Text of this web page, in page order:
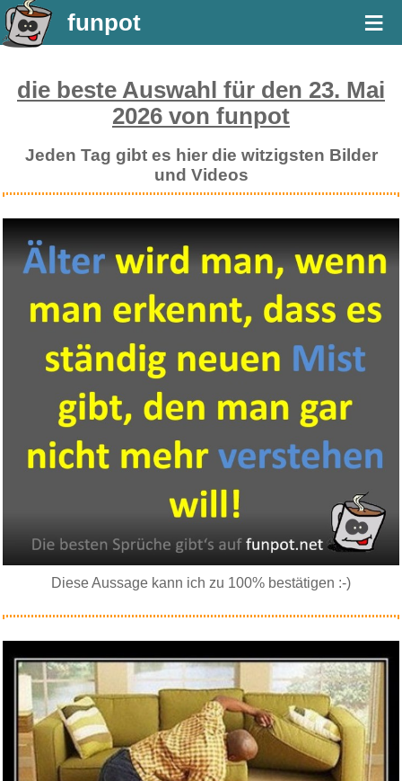
funpot ≡
die beste Auswahl für den 23. Mai
2026 von funpot
Jeden Tag gibt es hier die witzigsten Bilder
und Videos
Diese Aussage kann ich zu 100% bestätigen :-)